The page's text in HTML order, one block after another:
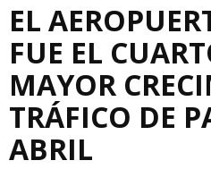
EL
FUE EL
MAYOR
TRÁFICO DE
ABRIL